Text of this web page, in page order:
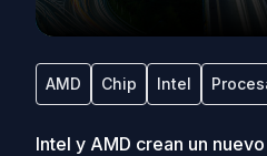
AMD Chip Intel
Intel y AMD crean un